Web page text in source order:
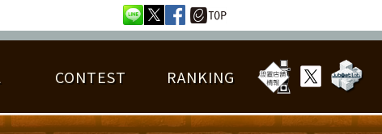
CONTEST RANKING